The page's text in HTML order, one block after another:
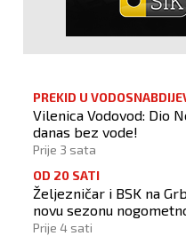
PREKID U
Vilenica Vodovod: Dio
danas bez vode!
Prije 3 sata
OD 20 SATI
Željezničar i BSK na
novu sezonu
BiH
Prije 4 sati